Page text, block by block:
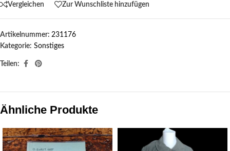
Vergleichen Zur Wunschliste hinzufügen
Artikelnummer: 231176
Kategorie: Sonstiges
Teilen:
Ähnliche Produkte